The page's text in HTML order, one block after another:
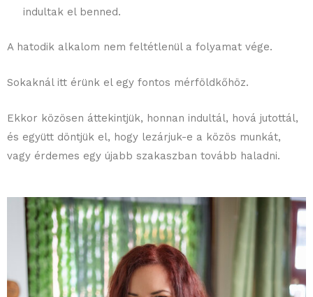
indultak el benned.
A hatodik alkalom nem feltétlenül a folyamat vége.
Sokaknál itt érünk el egy fontos mérföldkőhöz.
Ekkor közösen áttekintjük, honnan indultál, hová jutottál,
és együtt döntjük el, hogy lezárjuk-e a közös munkát,
vagy érdemes egy újabb szakaszban tovább haladni.